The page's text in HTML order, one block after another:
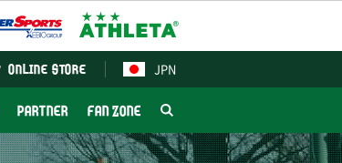
JPN
ONLINE STORE
PARTNER FAN ZONE